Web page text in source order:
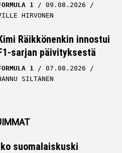
1
09.08.2026
HIRVONEN
Räikkönenkin innostui
sarjan päivityksestä
1
07.08.2026
SILTANEN
suomalaiskuski